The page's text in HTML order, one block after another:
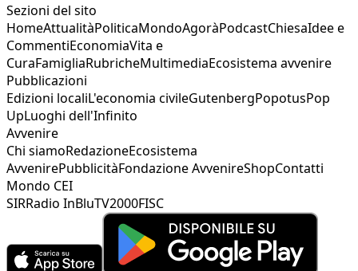
Sezioni del sito
HomeAttualitàPoliticaMondoAgoràPodcastChiesaIdee e
CommentiEconomiaVita e
CuraFamigliaRubricheMultimediaEcosistema avvenire
Pubblicazioni
Edizioni localiL'economia civileGutenbergPopotusPop
UpLuoghi dell'Infinito
Avvenire
Chi siamoRedazioneEcosistema
AvvenirePubblicitàFondazione AvvenireShopContatti
Mondo CEI
SIRRadio InBluTV2000FISC